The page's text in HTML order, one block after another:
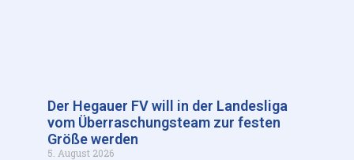
Der Hegauer FV will in der Landesliga
vom Überraschungsteam zur festen
Größe werden
5. August 2026